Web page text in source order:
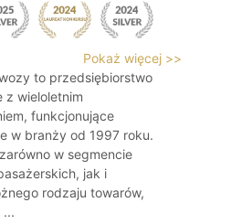
Pokaż więcej >>
to przedsiębiorstwo
z wieloletnim
funkcjonujące
w branży od 1997 roku.
w segmencie
jak i
rodzaju towarów,
...